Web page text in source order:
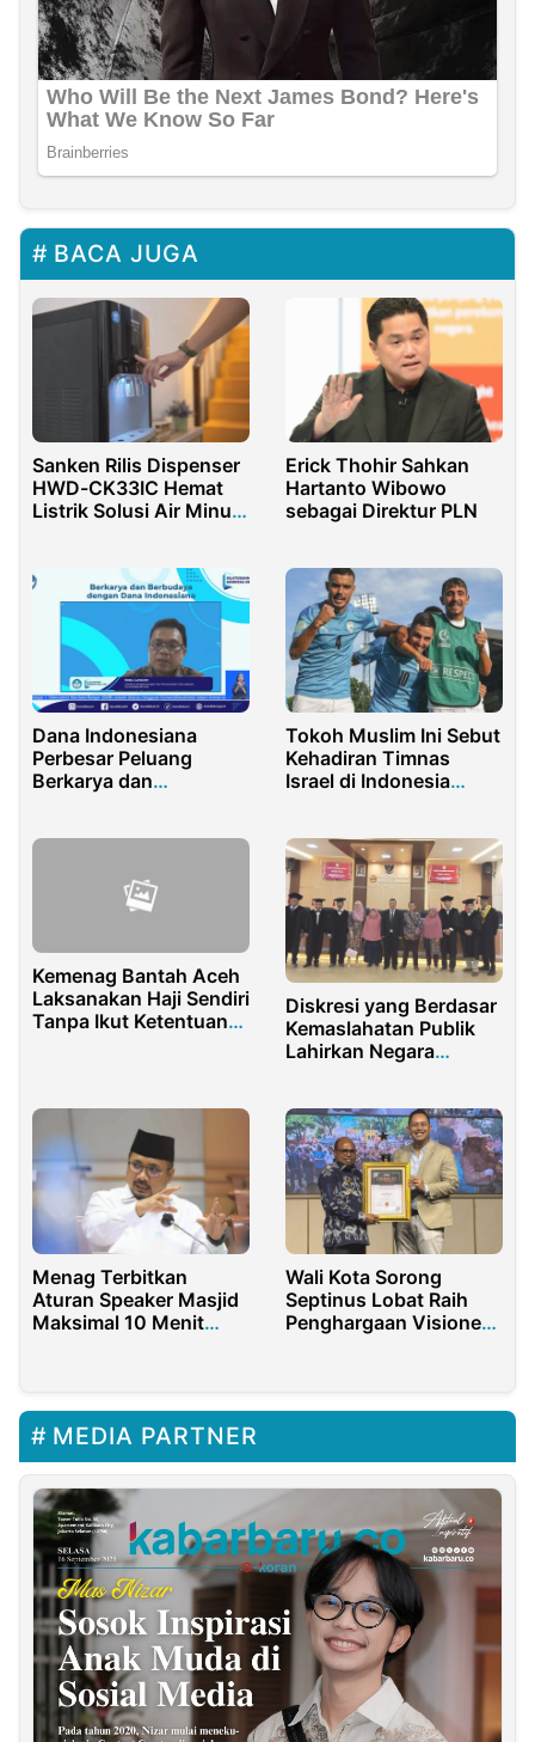
BACA JUGA
Sanken Rilis Dispenser
HWD-CK33IC Hemat
Listrik Solusi Air Minum
Erick Thohir Sahkan
Hartanto Wibowo
sebagai Direktur PLN
Dana Indonesiana
Perbesar Peluang
Berkarya dan
Seni
Tokoh Muslim Ini Sebut
Kehadiran Timnas
Israel di Indonesia
Kemenag Bantah Aceh
Laksanakan Haji Sendiri
Tanpa Ikut Ketentuan
Diskresi yang Berdasar
Kemaslahatan Publik
Lahirkan Negara
Menag Terbitkan
Aturan Speaker Masjid
Maksimal 10 Menit
Wali Kota Sorong
Septinus Lobat Raih
Penghargaan Visioner
MEDIA PARTNER